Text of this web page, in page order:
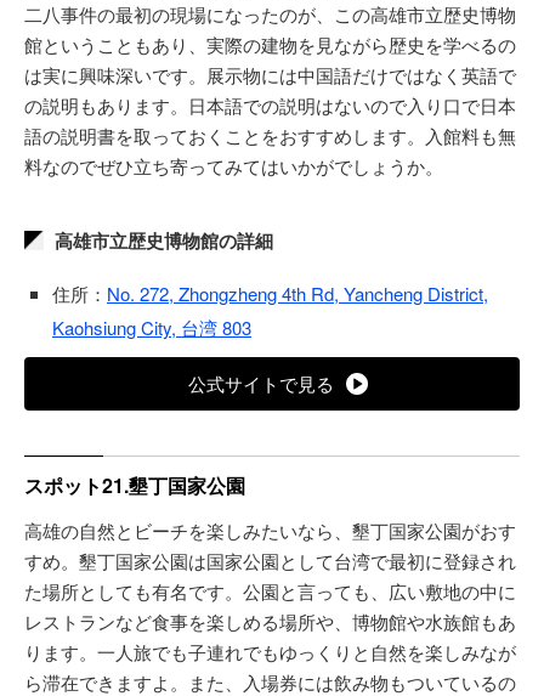
二八事件の最初の現場になったのが、この高雄市立歴史博物
館ということもあり、実際の建物を見ながら歴史を学べるの
は実に興味深いです。展示物には中国語だけではなく英語で
の説明もあります。日本語での説明はないので入り口で日本
語の説明書を取っておくことをおすすめします。入館料も無
料なのでぜひ立ち寄ってみてはいかがでしょうか。
高雄市立歴史博物館の詳細
住所： No. 272, Zhongzheng 4th Rd, Yancheng District,
Kaohsiung City, 台湾 803
公式サイトで見る
スポット21.墾丁国家公園
高雄の自然とビーチを楽しみたいなら、墾丁国家公園がおす
すめ。墾丁国家公園は国家公園として台湾で最初に登録され
た場所としても有名です。公園と言っても、広い敷地の中に
レストランなど食事を楽しめる場所や、博物館や水族館もあ
ります。一人旅でも子連れでもゆっくりと自然を楽しみなが
ら滞在できますよ。また、入場券には飲み物もついているの